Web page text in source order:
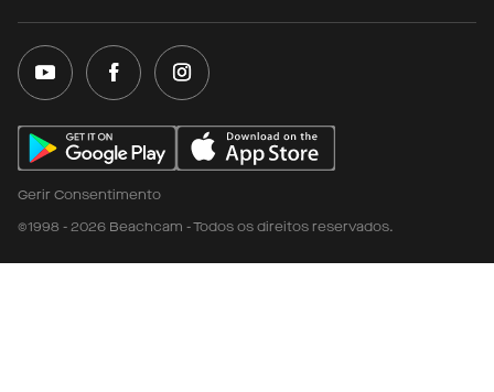
Gerir Consentimento
©1998 - 2026 Beachcam - Todos os direitos reservados.